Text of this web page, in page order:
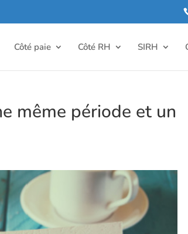
Côté paie Côté RH SIRH
même période et un